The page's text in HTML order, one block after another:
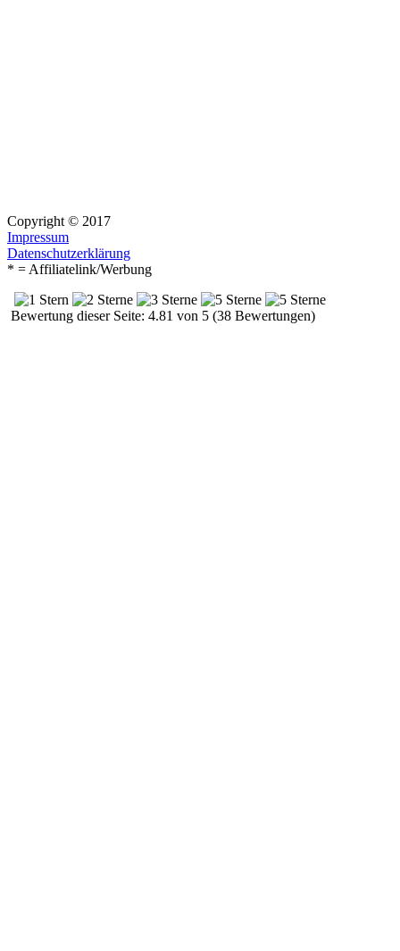
Copyright © 2017
Impressum
Datenschutzerklärung
* = Affiliatelink/Werbung
Bewertung dieser Seite: 4.81 von 5 (38 Bewertungen)